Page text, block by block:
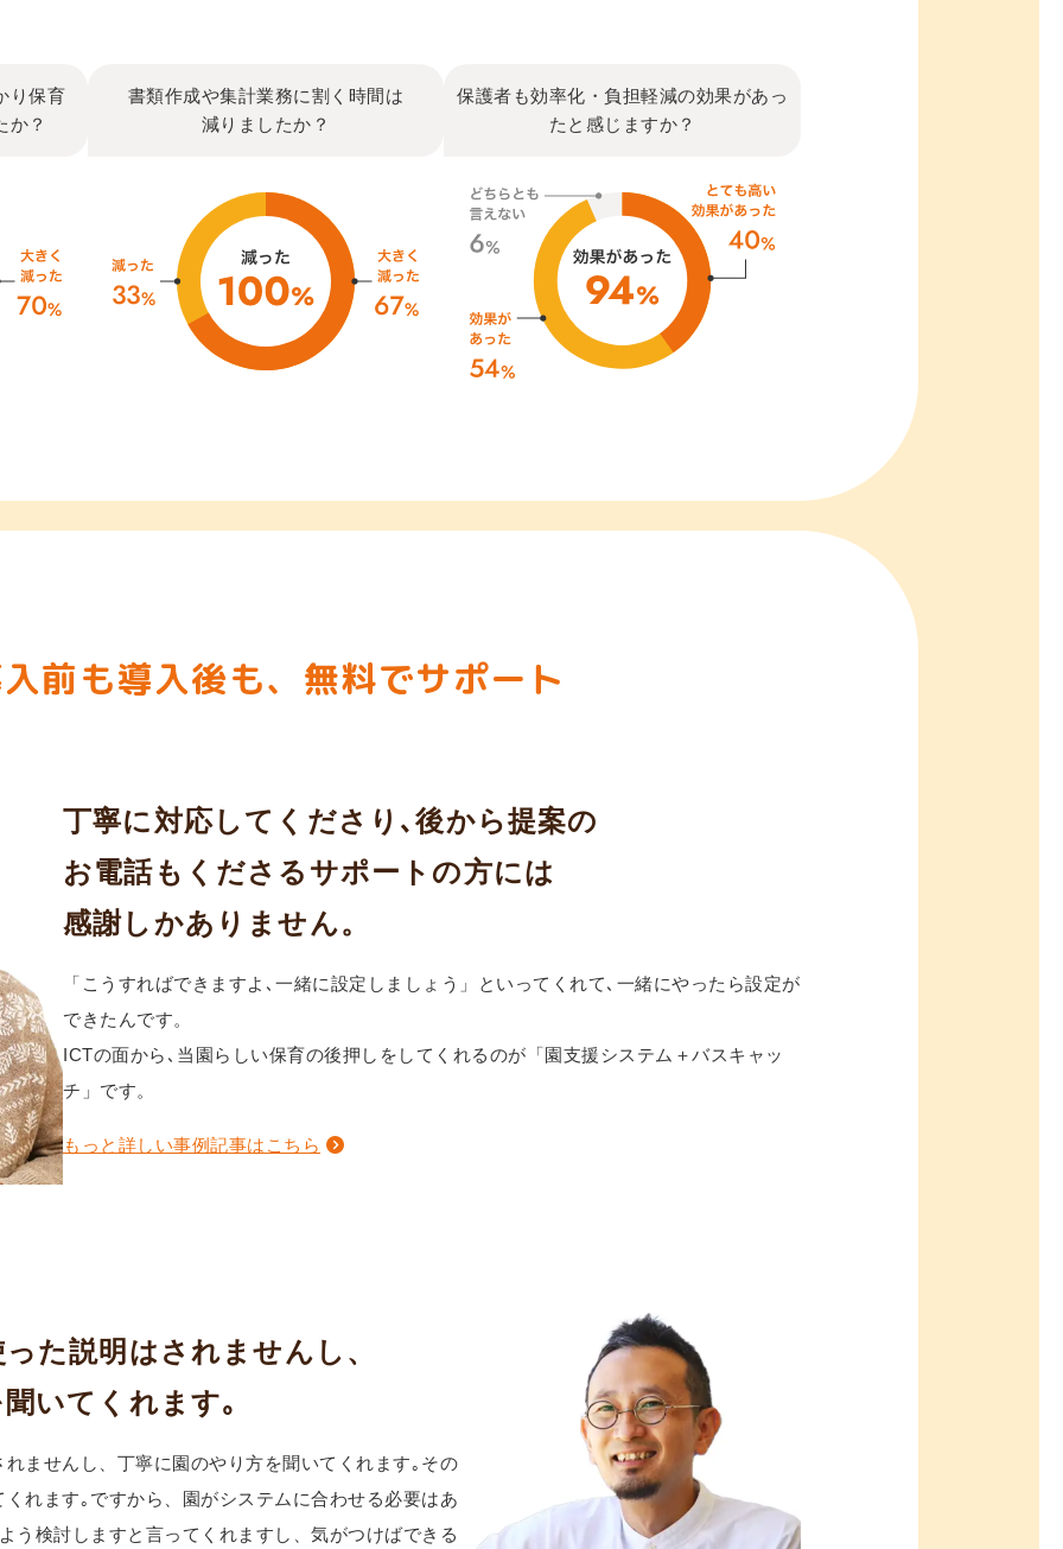
り保育
か？
書類作成や集計業務に割く時間は
減りましたか？
保護者も効率化・負担軽減の効果があっ
たと感じますか？
前も導入後も、 無料でサポート
丁寧に対応してくださり､後から提案の
お電話もくださるサポートの方には
感謝しかありません。
「こうすればできますよ､一緒に設定しましょう」といってくれて､一緒にやったら設定が
できたんです。
ICTの面から､当園らしい保育の後押しをしてくれるのが「園支援システム＋バスキャッ
チ」です。
もっと詳しい事例記事はこちら
た説明はされませんし、
いてくれます｡
ませんし、丁寧に園のやり方を聞いてくれます｡その
れます｡ですから、園がシステムに合わせる必要はあ
う検討しますと言ってくれますし、気がつけばできる